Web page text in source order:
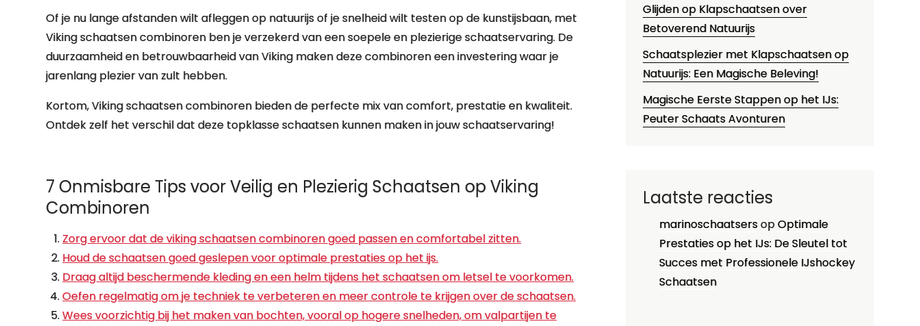
Of je nu lange afstanden wilt afleggen op natuurijs of je snelheid wilt testen op de kunstijsbaan, met
Viking schaatsen combinoren ben je verzekerd van een soepele en plezierige schaatservaring. De
duurzaamheid en betrouwbaarheid van Viking maken deze combinoren een investering waar je
jarenlang plezier van zult hebben.
Kortom, Viking schaatsen combinoren bieden de perfecte mix van comfort, prestatie en kwaliteit.
Ontdek zelf het verschil dat deze topklasse schaatsen kunnen maken in jouw schaatservaring!
7 Onmisbare Tips voor Veilig en Plezierig Schaatsen op Viking
Combinoren
Zorg ervoor dat de viking schaatsen combinoren goed passen en comfortabel zitten.
Houd de schaatsen goed geslepen voor optimale prestaties op het ijs.
Draag altijd beschermende kleding en een helm tijdens het schaatsen om letsel te voorkomen.
Oefen regelmatig om je techniek te verbeteren en meer controle te krijgen over de schaatsen.
Wees voorzichtig bij het maken van bochten, vooral op hogere snelheden, om valpartijen te
Glijden op Klapschaatsen over
Betoverend Natuurijs
Schaatsplezier met Klapschaatsen op
Natuurijs: Een Magische Beleving!
Magische Eerste Stappen op het IJs:
Peuter Schaats Avonturen
Laatste reacties
marinoschaatsersopOptimale
Prestaties op het IJs: De Sleutel tot
Succes met Professionele IJshockey
Schaatsen